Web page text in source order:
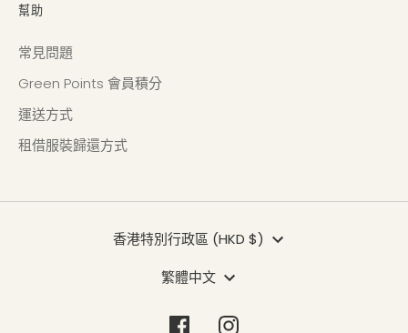
幫助
常見問題
Green Points 會員積分
運送方式
租借服裝歸還方式
香港特別行政區 (HKD $)
繁體中文